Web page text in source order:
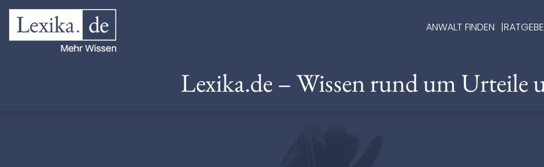
ANWALT FINDEN
Lexika.de – Wissen rund um Urteile